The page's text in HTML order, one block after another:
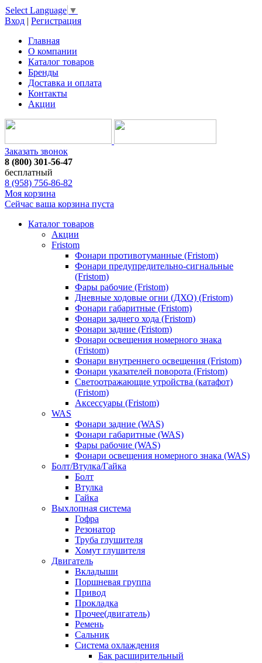
Select Language ▼
Вход | Регистрация
Главная
О компании
Каталог товаров
Бренды
Доставка и оплата
Контакты
Акции
Заказать звонок
8 (800) 301-56-47
бесплатный
8 (958) 756-86-82
Моя корзина
Сейчас ваша корзина пуста
Каталог товаров
Акции
Fristom
Фонари противотуманные (Fristom)
Фонари предупредительно-сигнальные
(Fristom)
Фары рабочие (Fristom)
Дневные ходовые огни (ДХО) (Fristom)
Фонари габаритные (Fristom)
Фонари заднего хода (Fristom)
Фонари задние (Fristom)
Фонари освещения номерного знака
(Fristom)
Фонари внутреннего освещения (Fristom)
Фонари указателей поворота (Fristom)
Светоотражающие утройства (катафот)
(Fristom)
Аксессуары (Fristom)
WAS
Фонари задние (WAS)
Фонари габаритные (WAS)
Фары рабочие (WAS)
Фонари освещения номерного знака (WAS)
Болт/Втулка/Гайка
Болт
Втулка
Гайка
Выхлопная система
Гофра
Резонатор
Труба глушителя
Хомут глушителя
Двигатель
Вкладыши
Поршневая группа
Привод
Прокладка
Прочее(двигатель)
Ремень
Сальник
Система охлаждения
Бак расширительный